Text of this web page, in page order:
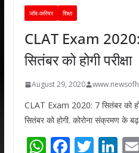
जॉब-करियर शिक्षा
CLAT Exam
सितंबर को होगी परीक्षा
August 29, 2020
CLAT Exam 2020: 7 सितंबर को
सितंबर को होगी. कोरोना संक्रमण के
W F T Li